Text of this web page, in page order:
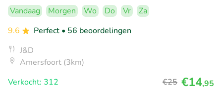
Vandaag Morgen Wo Do Vr
Za
9.6
Perfect • 56 beoordelingen
J&D
Amersfoort (3km)
Verkocht: 312
€25 €14,95